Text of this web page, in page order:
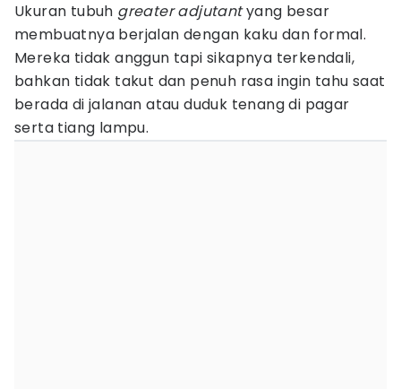
Ukuran tubuh greater adjutantyang besar
membuatnya berjalan dengan kaku dan formal.
Mereka tidak anggun tapi sikapnya terkendali,
bahkan tidak takut dan penuh rasa ingin tahu saat
berada di jalanan atau duduk tenang di pagar
serta tiang lampu.